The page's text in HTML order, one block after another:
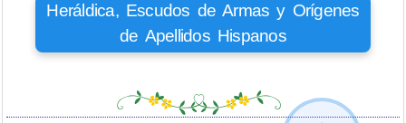
Heráldica, Escudos de Armas y Orígenes
de Apellidos Hispanos